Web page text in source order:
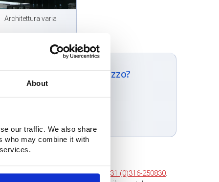
About
our traffic. We also share
who may combine it with
Architettura varia
un'indicazione di prezzo?
Chiamateci al numero +31 (0)316-250830.